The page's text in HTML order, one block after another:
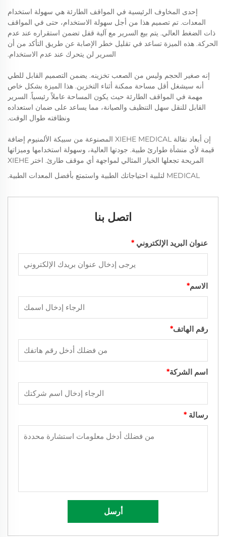
إحدى المخاوف الرئيسية في المواقف الطارئة هي سهولة استخدام
المعدات. تم تصميم هذا من أجل سهولة الاستخدام، حتى في المواقف
ذات الضغط العالي. يتم بيع السرير مع آلية قفل تضمن استقراره عند عدم
الحركة. هذه الميزة تساعد في تقليل خطر الإصابة عن طريق التأكد من أن
السرير لن يتحرك عند عدم الاستخدام.
إنه صغير الحجم وليس من الصعب تخزينه. يضمن التصميم القابل للطي
أنه سيشغل أقل مساحة ممكنة أثناء التخزين. هذا الميزة بشكل خاص
مهمة في المواقف الطارئة حيث يكون المساحة عاملاً رئيسياً. السرير
القابل للنقل سهل التنظيف والصيانة، مما يساعد على ضمان استعداده
ونظافته طوال الوقت.
إن أبعاد نقالة XIEHE MEDICAL المصنوعة من سبيكة الألمنيوم إضافة
قيمة لأي منشأة طوارئ طبية. جودتها العالية، وسهولة استخدامها وميزاتها
المريحة تجعلها الخيار المثالي لمواجهة أي موقف طارئ. اختر XIEHE
MEDICAL لتلبية احتياجاتك الطبية واستمتع بأفضل المعدات الطبية.
اتصل بنا
عنوان البريد الإلكتروني *
الاسم*
رقم الهاتف*
اسم الشركة*
رسالة *
أرسل